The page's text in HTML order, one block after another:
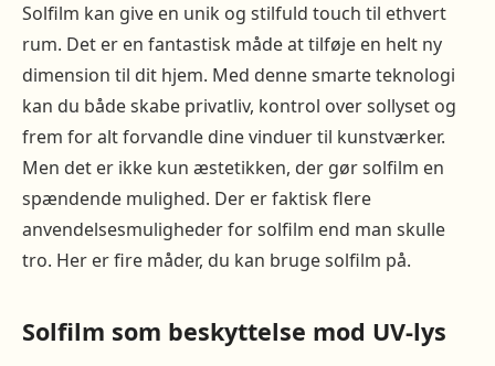
Solfilm kan give en unik og stilfuld touch til ethvert
rum. Det er en fantastisk måde at tilføje en helt ny
dimension til dit hjem. Med denne smarte teknologi
kan du både skabe privatliv, kontrol over sollyset og
frem for alt forvandle dine vinduer til kunstværker.
Men det er ikke kun æstetikken, der gør solfilm en
spændende mulighed. Der er faktisk flere
anvendelsesmuligheder for solfilm end man skulle
tro. Her er fire måder, du kan bruge solfilm på.
Solfilm som beskyttelse mod UV-lys